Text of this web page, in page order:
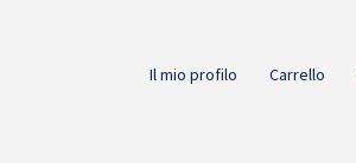
Il mio profilo Carrello